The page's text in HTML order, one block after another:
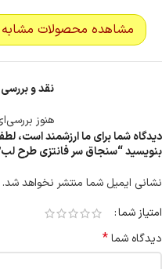
مشاهده محصولات
نقد و
هنوز
دیدگاه شما برای ما ارزشمند است،
بنویسید “سنجاق سر فانتزی طرح
نشانی ایمیل شما منتشر نخواهد شد.
امتیاز شما
دیدگاه شما*